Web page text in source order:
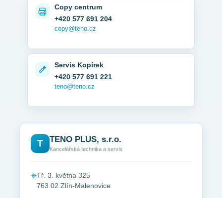
Copy centrum
+420 577 691 204
copy@teno.cz
Servis Kopírek
+420 577 691 221
teno@teno.cz
T TENO PLUS, s.r.o.
Kancelářská technika a servis
⌖Tř. 3. května 325
763 02 Zlín-Malenovice